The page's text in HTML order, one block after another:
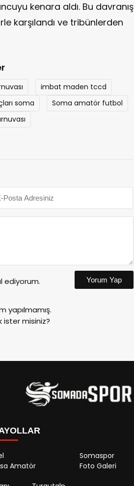
kenara aldı. Bu davranış
karşılandı ve tribünlerden
imbat maden tccd
soma
Soma amatör futbol
ediyorum. Yorum Yap
yapılmamış.
ister misiniz?
Somaspor
Amatör
Foto Galeri